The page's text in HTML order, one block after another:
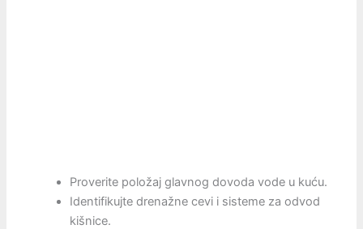
Proverite položaj glavnog dovoda vode u kuću.
Identifikujte drenažne cevi i sisteme za odvod
kišnice.